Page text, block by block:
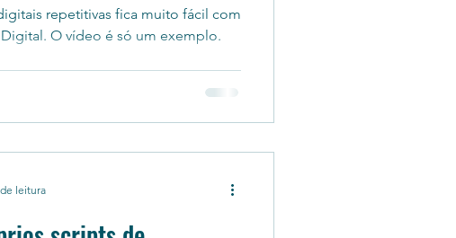
repetitivas fica muito fácil com
O vídeo é só um exemplo.
leitura